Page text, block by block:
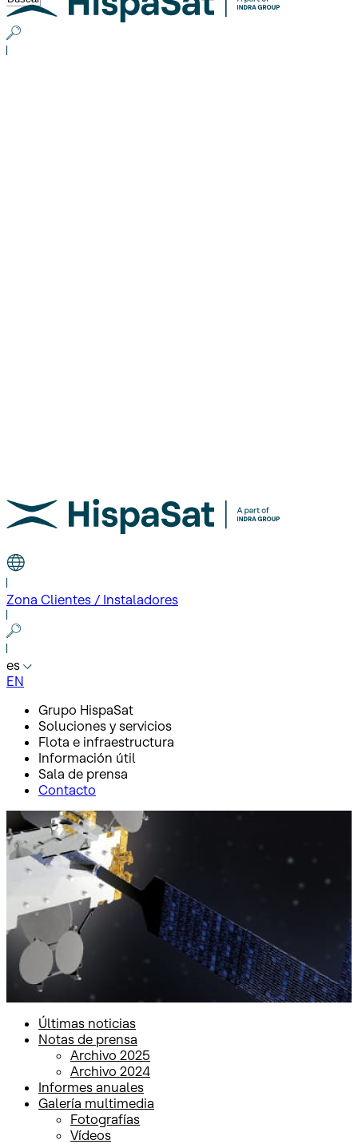
Zona Clientes / Instaladores
es
EN
Grupo HispaSat
Soluciones y servicios
Flota e infraestructura
Información útil
Sala de prensa
Contacto
Inicio Sala de prensa
Notas de prensa
Últimas noticias
Notas de prensa
Archivo 2025
Archivo 2024
Informes anuales
Galería multimedia
Fotografías
Vídeos